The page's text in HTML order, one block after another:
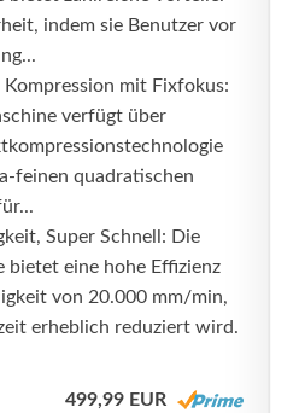
indem sie Benutzer vor
mit Fixfokus:
verfügt über
feinen quadratischen
Super Schnell: Die
bietet eine hohe Effizienz
von 20.000 mm/min,
erheblich reduziert wird.
499,99 EUR